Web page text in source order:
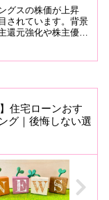
グスの株価が上昇
されています。背景
還元強化や株主優待
住宅ローンおす
グ｜後悔しない選